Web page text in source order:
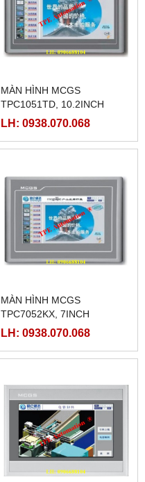
MÀN HÌNH MCGS
TPC1051TD, 10.2INCH
LH: 0938.070.068
MÀN HÌNH MCGS
TPC7052KX, 7INCH
LH: 0938.070.068